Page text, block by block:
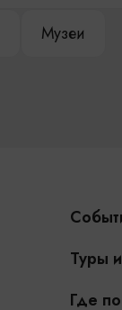
Музеи
Туры
Где